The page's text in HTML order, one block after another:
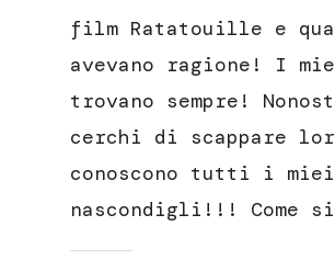
di
film Ratatouille e
avevano ragione! I
trovano sempre!
cerchi di scappare
conoscono tutti i miei
nascondigli!!! Come